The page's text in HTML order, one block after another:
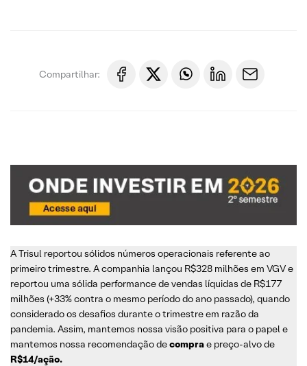
Compartilhar:
A Trisul reportou sólidos números operacionais referente ao
primeiro trimestre. A companhia lançou R$328 milhões em VGV e
reportou uma sólida performance de vendas líquidas de R$177
milhões (+33% contra o mesmo período do ano passado), quando
considerado os desafios durante o trimestre em razão da
pandemia. Assim, mantemos nossa visão positiva para o papel e
mantemos nossa recomendação decomprae preço-alvo de
R$14/ação.